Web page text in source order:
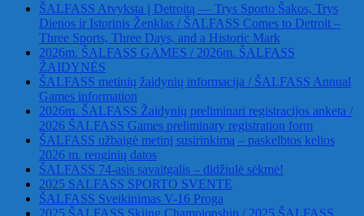
ŠALFASS Atvyksta į Detroitą — Trys Sporto Šakos, Trys
Dienos ir Istorinis Ženklas / ŠALFASS Comes to Detroit –
Three Sports, Three Days, and a Historic Mark
2026m. ŠALFASS GAMES / 2026m. ŠALFASS
ŽAIDYNĖS
ŠALFASS metinių žaidynių informacija / ŠALFASS Annual
Games information
2026m. ŠALFASS Žaidynių preliminari registracijos anketa /
2026 ŠALFASS Games preliminary registration form
ŠALFASS užbaigė metinį susirinkimą – paskelbtos kelios
2026 m. renginių datos
ŠALFASS 74-asis savaitgalis – didžiulė sėkmė!
2025 SALFASS SPORTO SVENTE
ŠALFASS Sveikinimas V-16 Proga
2025 ŠALFASS Skiing Championship / 2025 ŠALFASS